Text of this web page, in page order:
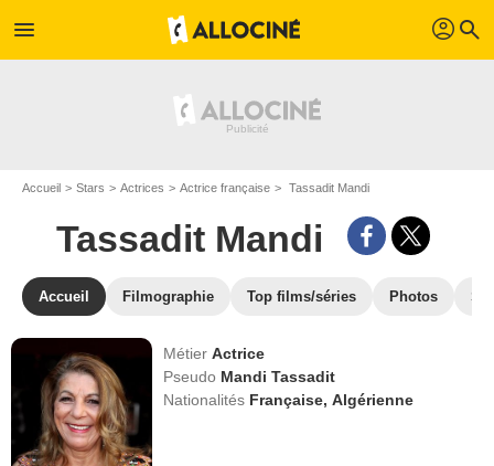
menu profil search
Accueil Stars Actrices Actrice française Tassadit Mandi
Tassadit Mandi
Accueil Filmographie Top films/séries Photos
MétierActrice
Pseudo Mandi Tassadit
Nationalités Française, Algérienne